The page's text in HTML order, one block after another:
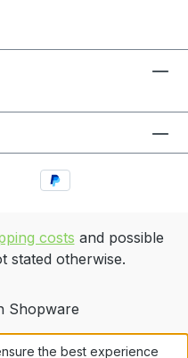
costs and possible
stated otherwise.
Shopware
the best experience